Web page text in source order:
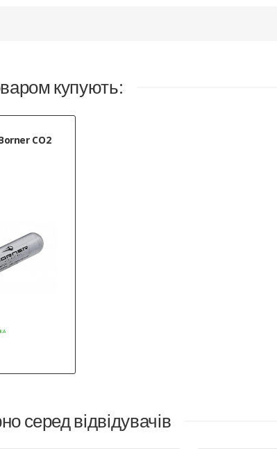
купують:
CO2
серед відвідувачів